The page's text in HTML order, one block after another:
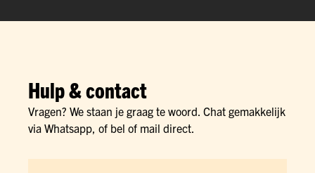
Hulp & contact
Vragen? We staan je graag te woord. Chat gemakkelijk
via Whatsapp, of bel of mail direct.